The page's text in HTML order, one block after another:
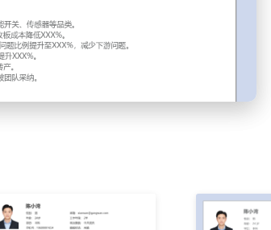
过调整层叠与间距控制信号串扰；完成XXX
XXX%。
计规则检查；整理检查清单并逐项核对，发
将因设计错误导致的改板次数降低XXX%。
器件创建规范的封装与符号；协助采购核对
及钢网文件；编写PCBA工艺要求说明文档，
踪SMT贴片与回流焊过程；收集并记录生产中
等；协同工艺工程师输出设计优化建议，将